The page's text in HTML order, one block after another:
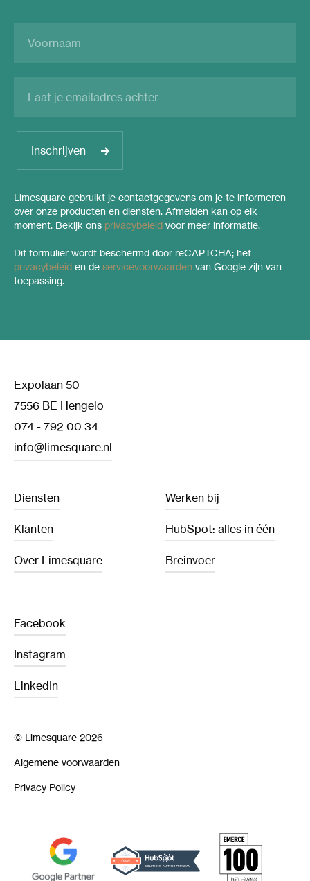
Inschrijven
Limesquare gebruikt je contactgegevens om je te informeren
over onze producten en diensten. Afmelden kan op elk
moment. Bekijk ons privacybeleid voor meer informatie.
Dit formulier wordt beschermd door reCAPTCHA; het
privacybeleid en de servicevoorwaarden van Google zijn van
toepassing.
Expolaan 50
7556 BE Hengelo
074 - 792 00 34
info@limesquare.nl
Diensten
Klanten
Over Limesquare
Werken bij
HubSpot: alles in één
Breinvoer
Facebook
Instagram
LinkedIn
© Limesquare 2026
Algemene voorwaarden
Privacy Policy